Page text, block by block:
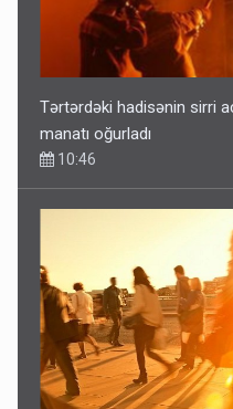
Tərtərdəki hadisənin sirri
manatı oğurladı
10:46